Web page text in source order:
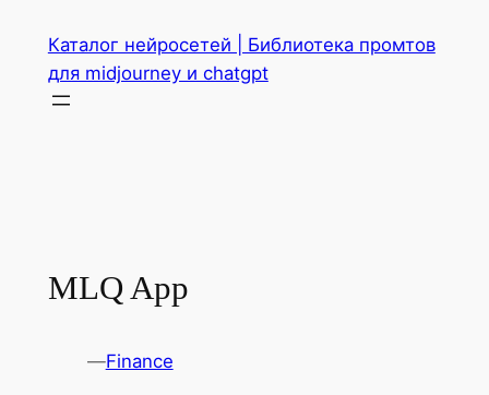
содержимому
Каталог нейросетей | Библиотека промтов
для midjourney и chatgpt
MLQ App
—Finance